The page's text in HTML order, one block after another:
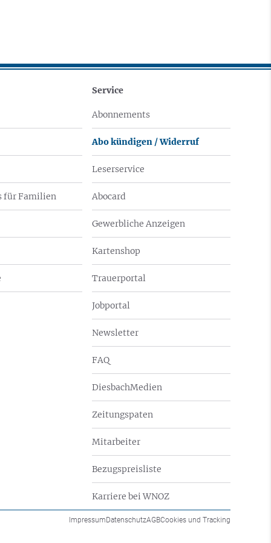
für Familien
Service
Abonnements
Abo kündigen / Widerruf
Leserservice
Abocard
Gewerbliche Anzeigen
Kartenshop
Trauerportal
Jobportal
Newsletter
FAQ
DiesbachMedien
Zeitungspaten
Mitarbeiter
Bezugspreisliste
Karriere bei WNOZ
ImpressumDatenschutzAGBCookies und Tracking